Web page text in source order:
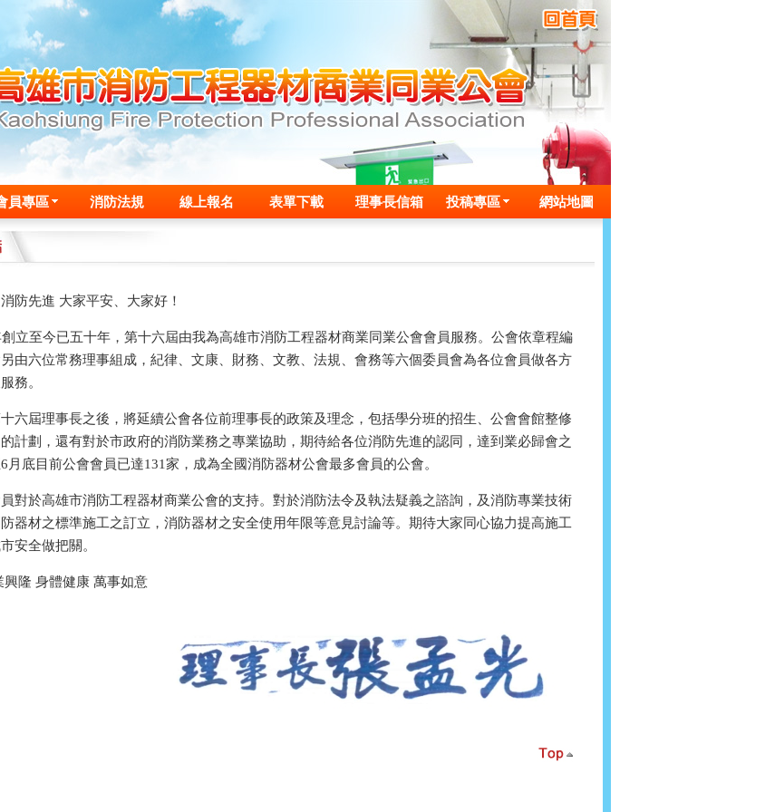
員專區 消防法規 線上報名 表單下載 理事長信箱 投稿專區 網站地圖
防先進 大家平安、大家好！
立至今已五十年，第十六屆由我為高雄市消防工程器材商業同業公會會員服務。公會依章程編
由六位常務理事組成，紀律、文康、財務、文教、法規、會務等六個委員會為各位會員做各方
務。
六屆理事長之後，將延續公會各位前理事長的政策及理念，包括學分班的招生、公會會館整修
計劃，還有對於市政府的消防業務之專業協助，期待給各位消防先進的認同，達到業必歸會之
月底目前公會會員已達131家，成為全國消防器材公會最多會員的公會。
對於高雄市消防工程器材商業公會的支持。對於消防法令及執法疑義之諮詢，及消防專業技術
器材之標準施工之訂立，消防器材之安全使用年限等意見討論等。期待大家同心協力提高施工
安全做把關。
興隆 身體健康 萬事如意